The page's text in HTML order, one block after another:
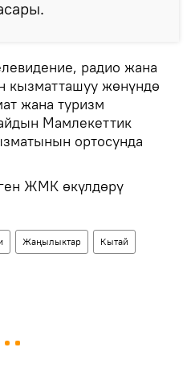
радио жана
кызматташуу жөнүндө
жана туризм
Мамлекеттик
ортосунда
ЖМК өкүлдөрү
Жаңылыктар Кытай